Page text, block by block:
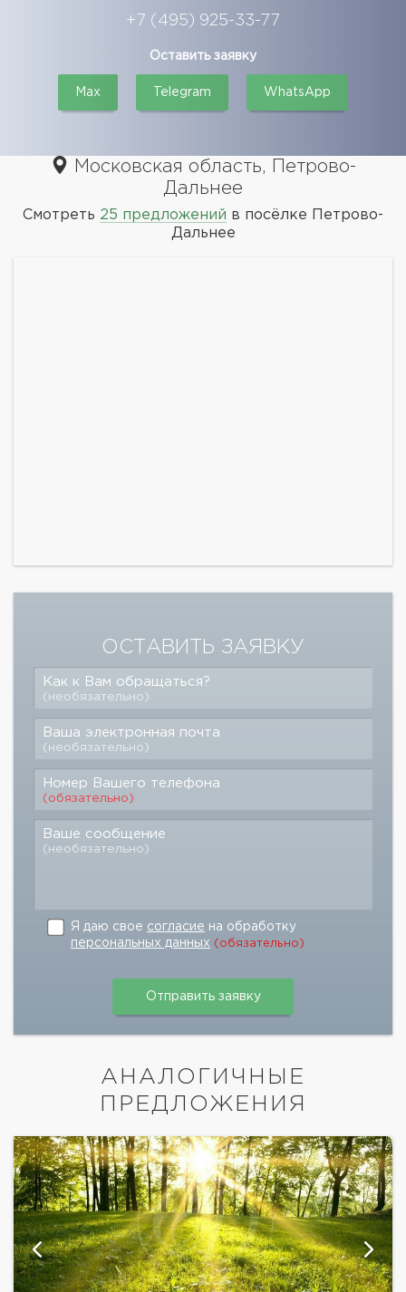
+7 (495) 925-33-77
Оставить заявку
Max Telegram WhatsApp
Московская область, Петрово-
Дальнее
Смотреть 25 предложений в посёлке Петрово-
Дальнее
ОСТАВИТЬ ЗАЯВКУ
Как к Вам обращаться?
(необязательно)
Ваша электронная почта
(необязательно)
Номер Вашего телефона
(обязательно)
Ваше сообщение
(необязательно)
Я даю свое согласие на обработку
персональных данных (обязательно)
АНАЛОГИЧНЫЕ
ПРЕДЛОЖЕНИЯ